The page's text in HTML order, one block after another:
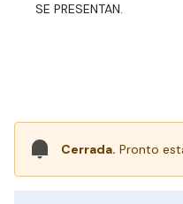
SE PRESENTAN.
Cerrada. Pronto